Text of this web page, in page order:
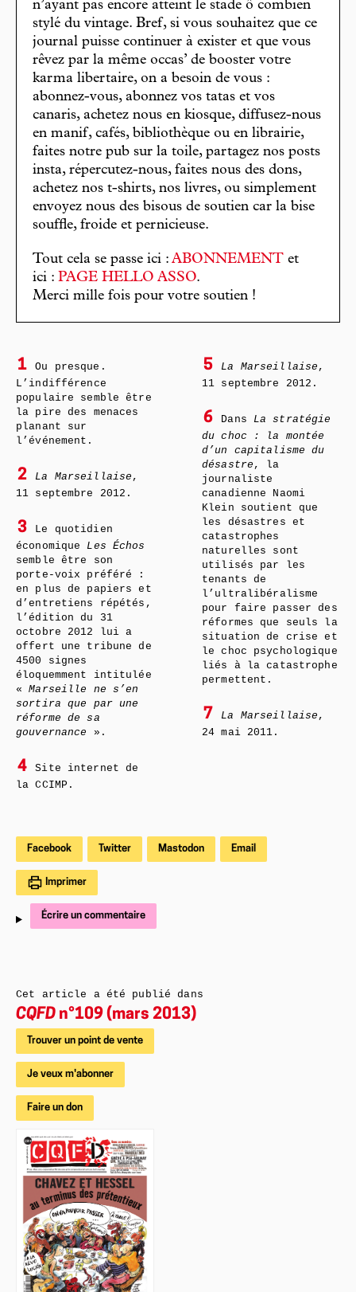
n’ayant pas encore atteint le stade ô combien
stylé du vintage. Bref, si vous souhaitez que ce
journal puisse continuer à exister et que vous
rêvez par la même occas’ de booster votre
karma libertaire, on a besoin de vous :
abonnez-vous, abonnez vos tatas et vos
canaris, achetez nous en kiosque, diffusez-nous
en manif, cafés, bibliothèque ou en librairie,
faites notre pub sur la toile, partagez nos posts
insta, répercutez-nous, faites nous des dons,
achetez nos t-shirts, nos livres, ou simplement
envoyez nous des bisous de soutien car la bise
souffle, froide et pernicieuse.
Tout cela se passe ici : ABONNEMENT et
ici : PAGE HELLO ASSO.
Merci mille fois pour votre soutien !
1
Ou presque.
L’indifférence
populaire semble être
la pire des menaces
planant sur
l’événement.
2 La Marseillaise ,
11 septembre 2012.
3
Le quotidien
économique Les Échos
semble être son
porte-voix préféré :
en plus de papiers et
d’entretiens répétés,
l’édition du 31
octobre 2012 lui a
offert une tribune de
4500 signes
éloquemment intitulée
«Marseille ne s’en
sortira que par une
réforme de sa
gouvernance ».
4
Site internet de
la CCIMP.
5 La Marseillaise ,
11 septembre 2012.
6 Dans La stratégie
du choc : la montée
d’un capitalisme du
désastre , la
journaliste
canadienne Naomi
Klein soutient que
les désastres et
catastrophes
naturelles sont
utilisés par les
tenants de
l’ultralibéralisme
pour faire passer des
réformes que seuls la
situation de crise et
le choc psychologique
liés à la catastrophe
permettent.
7 La Marseillaise ,
24 mai 2011.
Facebook Twitter Mastodon Email
Imprimer
Écrire un commentaire
Cet article a été publié dans
CQFD n°109 (mars 2013)
Trouver un point de vente
Je veux m'abonner
Faire un don